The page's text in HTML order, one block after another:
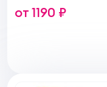
от 1190 ₽